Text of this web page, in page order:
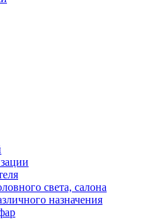
света, салона
назначения